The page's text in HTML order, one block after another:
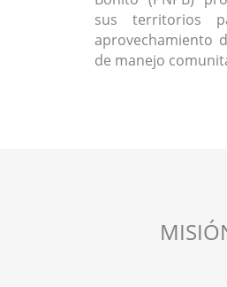
sus territorios
aprovechamiento
de manejo